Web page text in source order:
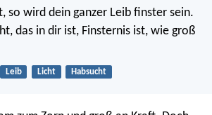
so wird dein ganzer Leib finster sein.
das in dir ist, Finsternis ist, wie groß
Leib Licht Habsucht